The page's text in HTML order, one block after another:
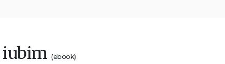
iubim (ebook)